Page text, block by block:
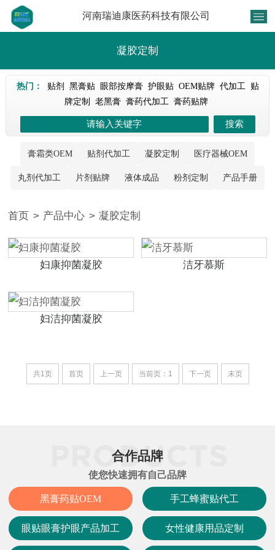
河南瑞迪康医药科技有限公司
凝胶定制
热门： 贴剂 黑膏贴 眼部按摩膏 护眼贴 OEM贴牌 代加工
贴
牌定制
老黑膏 膏药代加工 膏药贴牌
膏霜类OEM 贴剂代加工 凝胶定制 医疗器械OEM
丸剂代加工 片剂贴牌 液体成品 粉剂定制 产品手册
首页 > 产品中心 > 凝胶定制
妇康抑菌凝胶 洁牙慕斯
妇洁抑菌凝胶
共1页 首页 上一页 当前页：1 下一页 末页
合作品牌
使您快速拥有自己品牌
黑膏药贴OEM 手工蜂蜜贴代工
眼贴眼膏护眼产品加工 女性健康用品定制